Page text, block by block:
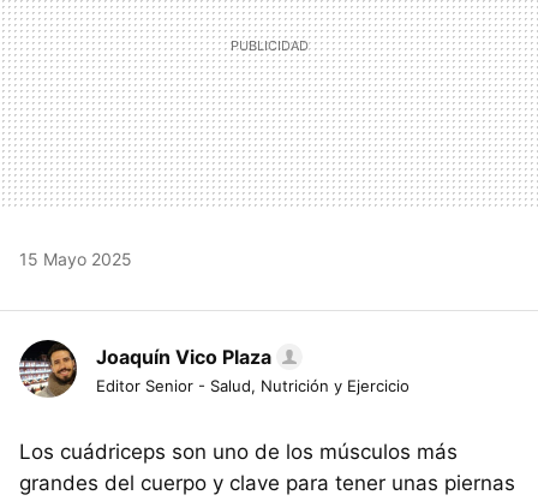
15 Mayo 2025
Joaquín Vico Plaza
Editor Senior - Salud, Nutrición y Ejercicio
Los cuádriceps son uno de los músculos más
grandes del cuerpo y clave para tener unas piernas